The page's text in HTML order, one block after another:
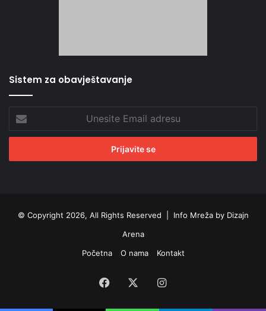
Sistem za obavještavanje
Unesite
Email
adresu
© Copyright 2026, All Rights Reserved | Info Mreža by Dizajn
Arena
Početna
O nama Kontakt
Facebook Instagram